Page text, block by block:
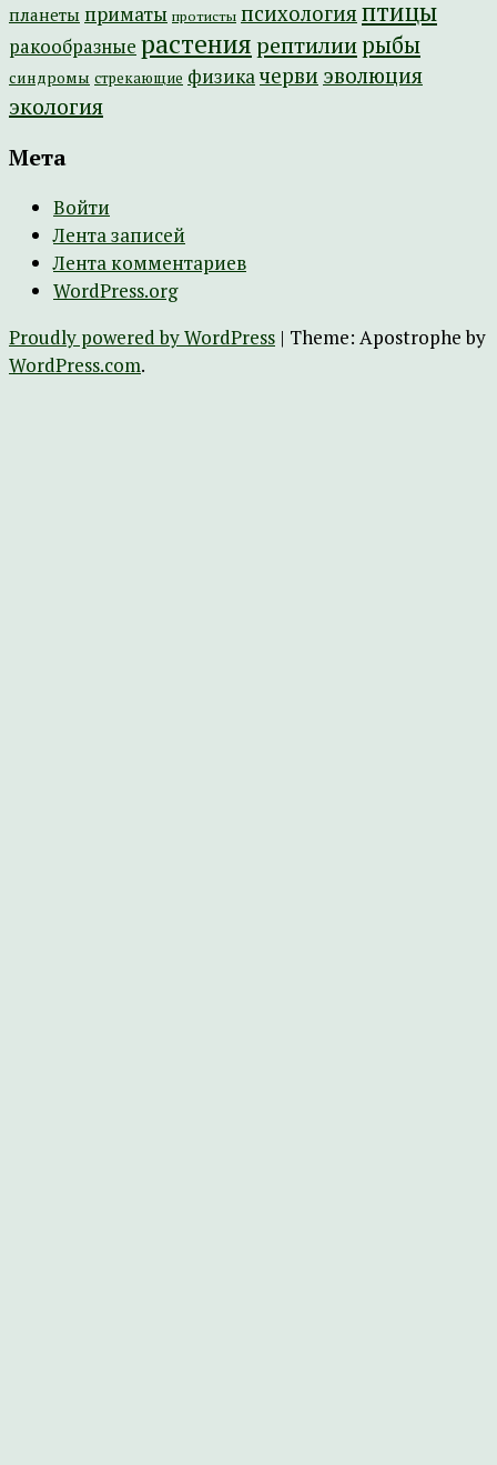
планеты приматы протисты психология птицы
ракообразные растениярептилиирыбы
синдромы стрекающие физикачерви эволюция
экология
Мета
Войти
Лента записей
Лента комментариев
WordPress.org
Proudly powered by WordPress | Theme: Apostrophe by
WordPress.com.